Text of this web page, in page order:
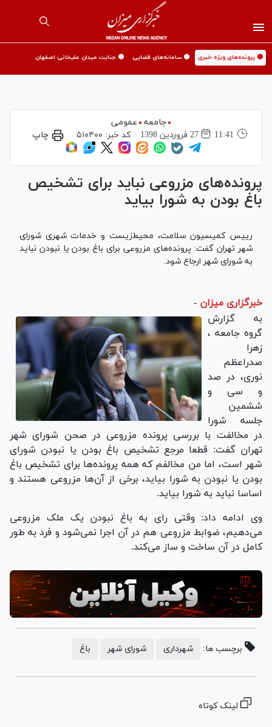
🟡 پرونده‌های ویژه خبری 🟡 سامانه‌های قضایی 🟡 جنایت میدان علیخانی اصفهان
جامعه
عمومی
11:41
27 فروردين 1398 کد خبر: ۵۱۰۴۰۰ چاپ
پرونده‌های مزروعی نباید برای تشخیص
باغ بودن به شورا بیاید
رییس کمیسیون سلامت، محیط‌زیست و خدمات شهری شورای
شهر تهران گفت: پرونده‌های مزروعی برای باغ بودن یا نبودن نباید
به شورای شهر ارجاع شود.
خبرگزاری میزان -
به گزارش
گروه جامعه ،
زهرا
صدراعظم
نوری، در صد
و سی و
ششمین
جلسه شورا
در مخالفت با بررسی پرونده مزروعی در صحن شورای شهر
تهران گفت: قطعا مرجع تشخیص باغ بودن یا نبودن شورای
شهر است، اما من مخالفم که همه پرونده‌ها برای تشخیص باغ
بودن یا نبودن به شورا بیاید، برخی از آن‌ها مزروعی هستند و
اساسا نباید به شورا بیاید.
وی ادامه داد: وقتی رای به باغ نبودن یک ملک مزروعی
می‌دهیم، ضوابط مزروعی هم در آن اجرا نمی‌شود و فرد به طور
کامل در آن ساخت و ساز می‌کند.
برچسب ها: شهرداری شورای شهر باغ
لینک کوتاه